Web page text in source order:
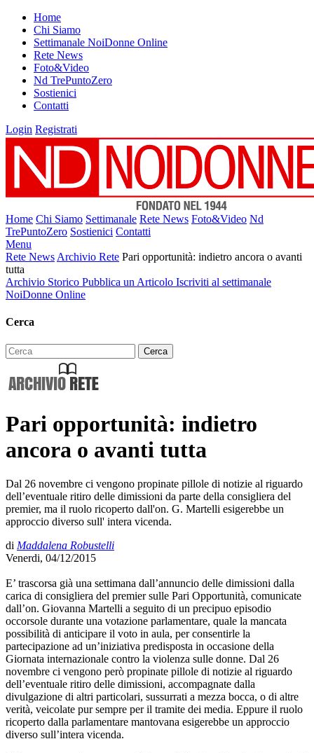
Home
Chi Siamo
Settimanale NoiDonne Online
Rete News
Foto&Video
Nd TrePuntoZero
Sostienici
Contatti
Login Registrati
Home Chi Siamo Settimanale Rete News Foto&Video Nd
TrePuntoZero Sostienici Contatti
Menu
Rete News Archivio Rete Pari opportunità: indietro ancora o avanti
tutta
Archivio Storico Pubblica un Articolo Iscriviti al settimanale
NoiDonne Online
Cerca
Pari opportunità: indietro
ancora o avanti tutta
Dal 26 novembre ci vengono propinate pillole di notizie al riguardo
dell’eventuale ritiro delle dimissioni da parte della consigliera del
premier, ma il ruolo ricoperto dall'on. G. Martelli esigerebbe un
approccio diverso sull' intera vicenda.
di Maddalena Robustelli
Venerdi, 04/12/2015
E’ trascorsa già una settimana dall’annuncio delle dimissioni dalla
carica di consigliera del premier sulle Pari Opportunità, comunicate
dall’on. Giovanna Martelli a seguito di un precipuo episodio
occorsole durante una votazione parlamentare, quale la mancata
possibilità di anticipare il voto in aula, per consentirle la
partecipazione ad un’iniziativa predisposta in occasione della
Giornata internazionale contro la violenza sulle donne. Dal 26
novembre ci vengono però propinate pillole di notizie al riguardo
dell’eventuale ritiro delle dimissioni, accompagnate dalla
divulgazione di altri particolari, sussurrati a mezza bocca, o di altre
verità, veicolate pur sempre per il tramite dei media. Eppure il ruolo
ricoperto dalla parlamentare mantovana esigerebbe un approccio
diverso sull’intera vicenda.